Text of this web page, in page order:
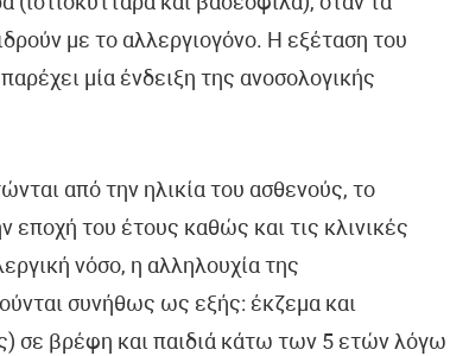
με το αλλεργιογόνο. Η εξέταση του
μία ένδειξη της ανοσολογικής
από την ηλικία του ασθενούς, το
εποχή του έτους καθώς και τις κλινικές
νόσο, η αλληλουχία της
συνήθως ως εξής: έκζεμα και
σε βρέφη και παιδιά κάτω των 5 ετών λόγω